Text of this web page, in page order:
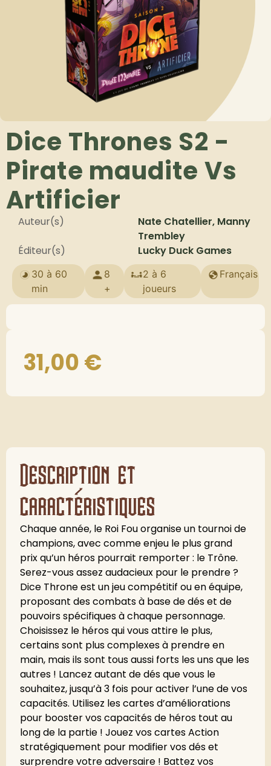
Dice Thrones S2 -
Pirate maudite Vs
Artificier
Auteur(s)
Nate Chatellier, Manny
Trembley
Éditeur(s)
Lucky Duck Games
30 à 60
min
8
+
2 à 6
joueurs
Français
31,00€
Description et
caractéristiques
Chaque année, le Roi Fou organise un tournoi de
champions, avec comme enjeu le plus grand
prix qu’un héros pourrait remporter : le Trône.
Serez-vous assez audacieux pour le prendre ?
Dice Throne est un jeu compétitif ou en équipe,
proposant des combats à base de dés et de
pouvoirs spécifiques à chaque personnage.
Choisissez le héros qui vous attire le plus,
certains sont plus complexes à prendre en
main, mais ils sont tous aussi forts les uns que les
autres ! Lancez autant de dés que vous le
souhaitez, jusqu’à 3 fois pour activer l’une de vos
capacités. Utilisez les cartes d’améliorations
pour booster vos capacités de héros tout au
long de la partie ! Jouez vos cartes Action
stratégiquement pour modifier vos dés et
surprendre votre adversaire ! Battez vos